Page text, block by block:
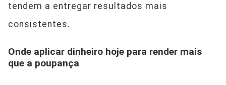
tendem a entregar resultados mais
consistentes.
Onde aplicar dinheiro hoje para render mais
que a poupança